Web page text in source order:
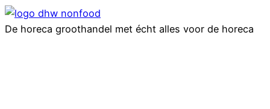
De horeca groothandel met écht alles voor de horeca